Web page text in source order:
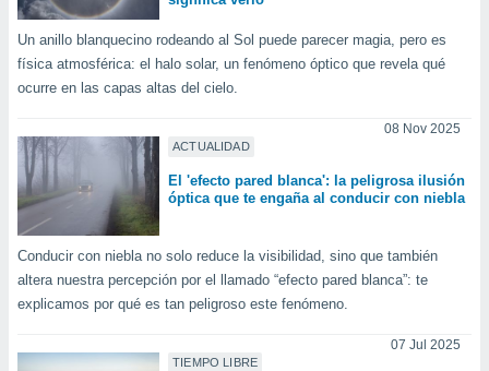
no
Puedes
web a
únicos
Un anillo blanquecino rodeando al Sol puede parecer magia, pero es
física atmosférica: el halo solar, un fenómeno óptico que revela qué
ocurre en las capas altas del cielo.
ACTUALIDAD
08 Nov 2025
El 'efecto pared blanca': la peligrosa ilusión
óptica que te engaña al conducir con niebla
Conducir con niebla no solo reduce la visibilidad, sino que también
altera nuestra percepción por el llamado “efecto pared blanca”: te
explicamos por qué es tan peligroso este fenómeno.
TIEMPO LIBRE
07 Jul 2025